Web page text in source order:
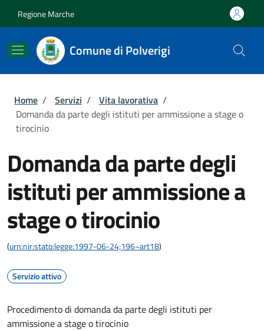
Regione Marche
Comune di Polverigi
Briciole di pane
Home / Servizi / Vita lavorativa /
Domanda da parte degli istituti per ammissione a stage o
tirocinio
Domanda da parte degli
istituti per ammissione a
stage o tirocinio
(urn:nir:stato:legge:1997-06-24;196~art18)
Servizio attivo
Procedimento di domanda da parte degli istituti per
ammissione a stage o tirocinio